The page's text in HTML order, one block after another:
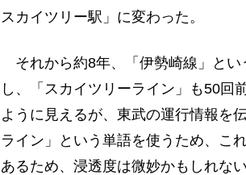
スカイツリー駅」に変わった。
それから約8年、「伊勢崎線」とい
し、「スカイツリーライン」も50回
ように見えるが、東武の運行情報を
ライン」という単語を使うため、こ
あるため、浸透度は微妙かもしれない